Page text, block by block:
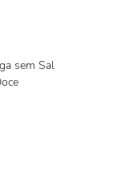
sem Sal